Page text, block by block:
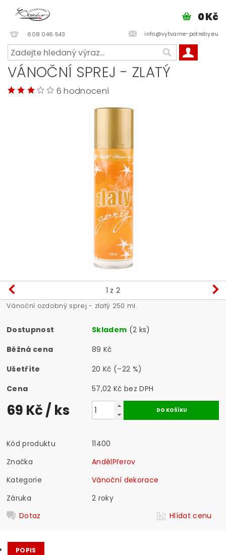
608 046 543 info@vytvarne-potreby.eu
0 Kč
VÁNOČNÍ SPREJ - ZLATÝ
6 hodnocení
1 z 2
Vánoční ozdobný sprej - zlatý 250 ml.
Dostupnost Skladem (2 ks)
Běžná cena
89 Kč
Ušetříte
20 Kč (–22 %)
Cena
57,02 Kč bez DPH
69 Kč/ ks
Kód produktu
11400
Značka
AndělPřerov
Kategorie
Vánoční dekorace
Záruka
2 roky
Dotaz
Hlídat cenu
POPIS